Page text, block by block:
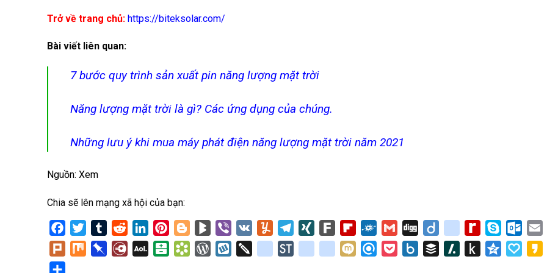
Trở về trang chủ: https://biteksolar.com/
Bài viết liên quan:
7 bước quy trình sản xuất pin năng lượng mặt trời
Năng lượng mặt trời là gì? Các ứng dụng của chúng.
Những lưu ý khi mua máy phát điện năng lượng mặt trời năm 2021
Nguồn: Xem
Chia sẽ lên mạng xã hội của bạn:
FacebookTwitterTumblrRedditLinkedInPinterestBloggerBlogMarks
Viber VK YummlyTelegram
XING Fark Flipboard
Folkd Gmail Digg blinklistRediff
MyPage
Skype
Plurk
Mix PinboardDiary.Ru
AOL
BalatarinBookmarks.fr
WordPress
Wykop Twiddlatuenti yoolinkrenren Mixi Refind PocketBox.netBuffer Slashdot
Push
Qzone Papaly